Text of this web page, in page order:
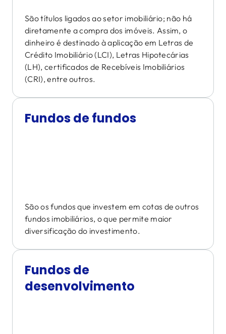
São títulos ligados ao setor imobiliário; não há
diretamente a compra dos imóveis. Assim, o
dinheiro é destinado à aplicação em Letras de
Crédito Imobiliário (LCI), Letras Hipotecárias
(LH), certificados de Recebíveis Imobiliários
(CRI), entre outros.
Fundos de fundos
São os fundos que investem em cotas de outros
fundos imobiliários, o que permite maior
diversificação do investimento.
Fundos de
desenvolvimento